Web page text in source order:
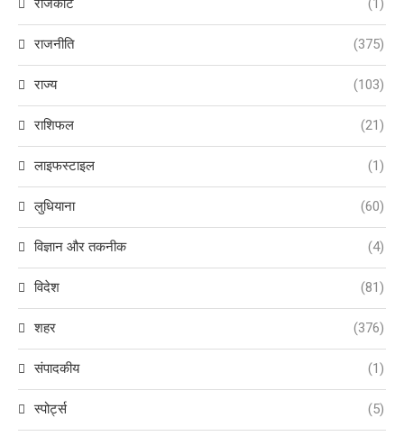
राजकोट (1)
राजनीति (375)
राज्य (103)
राशिफल (21)
लाइफस्टाइल (1)
लुधियाना (60)
विज्ञान और तकनीक (4)
विदेश (81)
शहर (376)
संपादकीय (1)
स्पोर्ट्स (5)